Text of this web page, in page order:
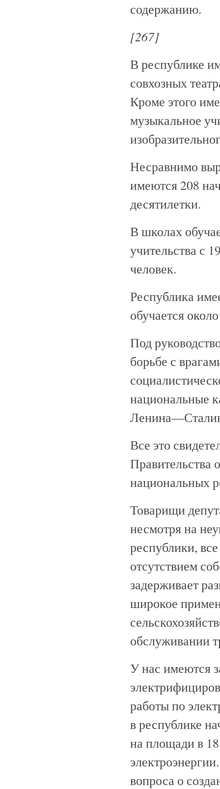
содержанию.
[267]
В республике
совхозных
Кроме этого
музыкальное
Несравнимо
имеются 208
десятилетки.
В школах
учительства с
человек.
Республика
обучается
Под
борьбе с
национальные
Все это
Правительства
национальных
Товарищи
несмотря на
республики,
отсутствием
задерживает
широкое
обслуживании
У нас имеются
работы по
в республике
на площади в
вопроса о